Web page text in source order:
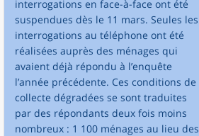
interrogations en face-à-face ont été
suspendues dès le 11 mars. Seules les
interrogations au téléphone ont été
réalisées auprès des ménages qui
avaient déjà répondu à l’enquête
l’année précédente. Ces conditions de
collecte dégradées se sont traduites
par des répondants deux fois moins
nombreux : 1 100 ménages au lieu des